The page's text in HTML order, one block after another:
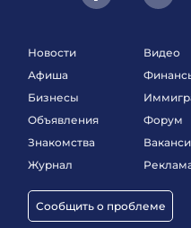
Новости
Афиша
Бизнесы
Объявления
Знакомства
Журнал
Сообщить о проблеме
Видео
Форум